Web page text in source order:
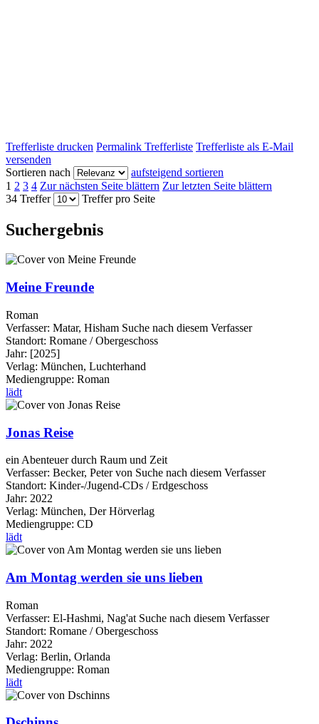
Trefferliste drucken Permalink Trefferliste Trefferliste als E-Mail
versenden
Sortieren nach
aufsteigend sortieren
1 2 3 4 Zur nächsten Seite blättern Zur letzten Seite blättern
34 Treffer
Treffer pro Seite
Suchergebnis
Meine Freunde
Roman
Verfasser: Matar, Hisham Suche nach diesem Verfasser
Standort: Romane / Obergeschoss
Jahr: [2025]
Verlag: München, Luchterhand
Mediengruppe: Roman
lädt
Jonas Reise
ein Abenteuer durch Raum und Zeit
Verfasser: Becker, Peter von Suche nach diesem Verfasser
Standort: Kinder-/Jugend-CDs / Erdgeschoss
Jahr: 2022
Verlag: München, Der Hörverlag
Mediengruppe: CD
lädt
Am Montag werden sie uns lieben
Roman
Verfasser: El-Hashmi, Nag'at Suche nach diesem Verfasser
Standort: Romane / Obergeschoss
Jahr: 2022
Verlag: Berlin, Orlanda
Mediengruppe: Roman
lädt